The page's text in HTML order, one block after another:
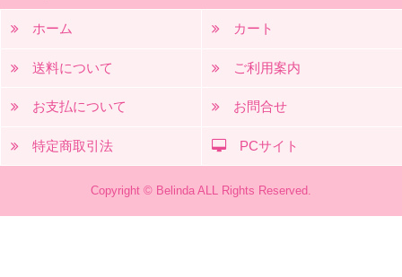
ホーム カート
送料について ご利用案内
お支払について お問合せ
特定商取引法 PCサイト
Copyright © Belinda ALL Rights Reserved.